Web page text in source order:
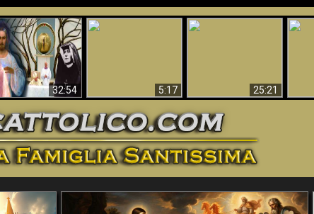
32:54
e la Divina
– un
inganno
5:17
25:21